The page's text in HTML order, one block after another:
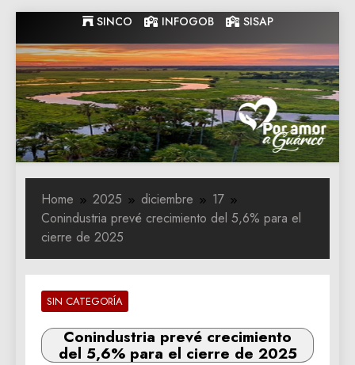
to
content
SINCO INFOGOB SISAP
Gobernacion
de Guarico
Gobernacion de Guarico
Home 2025 diciembre
17
Conindustria prevé crecimiento del 5,6% para el
cierre de 2025
SIN CATEGORÍA
Conindustria prevé crecimiento
del 5,6% para el cierre de 2025